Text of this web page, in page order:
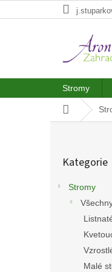
na
Stromy
Domů
kategorie
Kategorie
Stromy
Malé